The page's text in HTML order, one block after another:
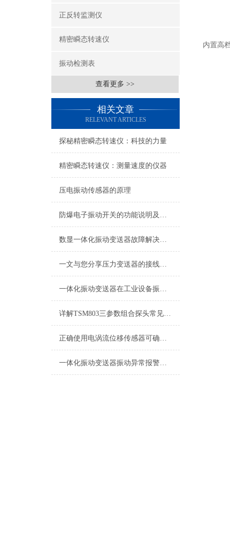
正反转监测仪
精密瞬态转速仪
振动检测表
查看更多 >>
相关文章
RELEVANT ARTICLES
探秘精密瞬态转速仪：科技的力量
精密瞬态转速仪：测量速度的仪器
压电振动传感器的原理
防爆电子振动开关的功能说明及操作使用
数显一体化振动变送器故障解决方法
一文与您分享压力变送器的接线方法
一体化振动变送器在工业设备振动监测中的应用技术解析
详解TSM803三参数组合探头常见故障及针对性解决策略
正确使用电涡流位移传感器可确保其测量结果的准确
一体化振动变送器振动异常报警与预警设置技术指南
内置高